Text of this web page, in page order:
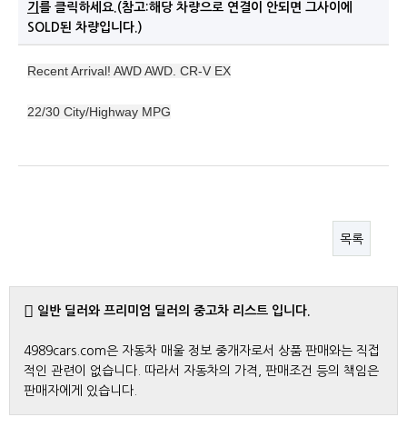
기 를 클릭하세요.(참고:해당 차량으로 연결이 안되면 그사이에
SOLD된 차량입니다.)
Recent Arrival! AWD AWD. CR-V EX
22/30 City/Highway MPG
목록
일반 딜러와 프리미엄 딜러의 중고차 리스트 입니다.
4989cars.com은 자동차 매울 정보 중개자로서 상품 판매와는 직접
적인 관련이 없습니다. 따라서 자동차의 가격, 판매조건 등의 책임은
판매자에게 있습니다.